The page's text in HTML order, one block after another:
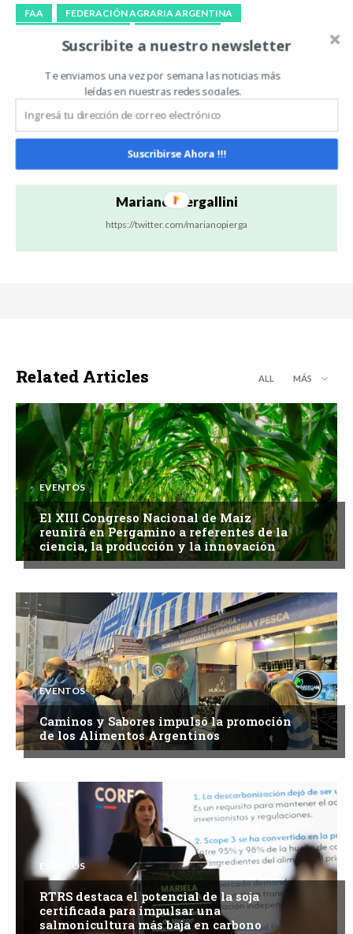
FAA
FEDERACIÓN AGRARIA ARGENTINA
Artículo anterior
La soja no GMO gana
terreno como alternativa
de mayor valor agregado
Artículo siguiente
Pulso Tierra acercó
tecnologías innovadoras al
productor de menor escala
Mariano Piergallini
https://twitter.com/marianopierga
Related Articles ALL MÁS
EVENTOS
El XIII Congreso Nacional de Maíz
reunirá en Pergamino a referentes de la
ciencia, la producción y la innovación
EVENTOS
Caminos y Sabores impulsó la promoción
de los Alimentos Argentinos
EVENTOS
RTRS destaca el potencial de la soja
certificada para impulsar una
salmonicultura más baja en carbono
Suscribite a nuestro newsletter
Te enviamos una vez por semana las noticias más
leídas en nuestras redes sociales.
Suscribirse Ahora !!!